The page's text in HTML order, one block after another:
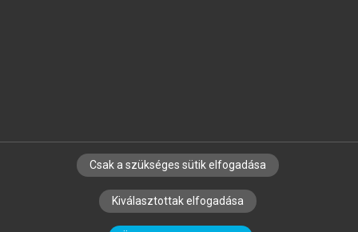
SZERZŐKNEK CÉGEKNEK KÖNYVTÁROSOKNAK
SZERKESZTÉSI ÉS LEKTORÁLÁSI ALAPELVEK
Csak a szükséges sütik elfogadása
Kiválasztottak elfogadása